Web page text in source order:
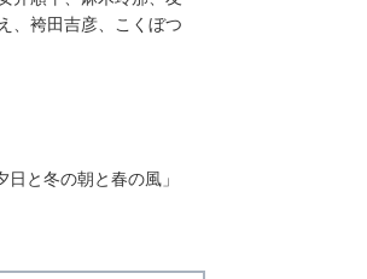
、袴田吉彦、こくぼつ
と冬の朝と春の風」